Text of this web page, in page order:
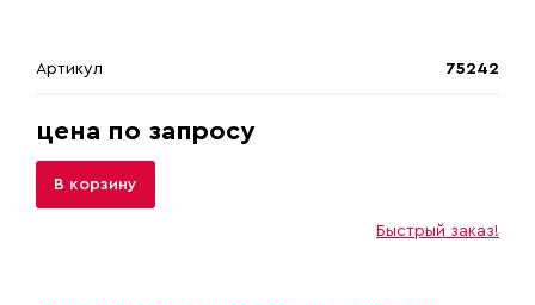
Артикул 75242
цена по запросу
В корзину
Быстрый заказ!